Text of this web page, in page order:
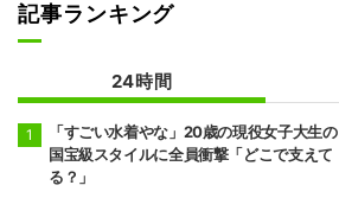
記事ランキング
24時間
「すごい水着やな」20歳の現役女子大生の
国宝級スタイルに全員衝撃「どこで支えて
る？」